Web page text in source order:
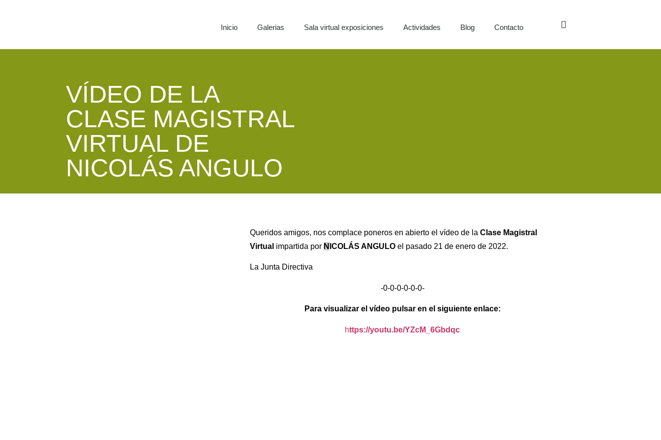
Inicio Galerias Sala virtual exposiciones Actividades Blog Contacto
VÍDEO DE LA
CLASE MAGISTRAL
VIRTUAL DE
NICOLÁS ANGULO
Queridos amigos, nos complace poneros en abierto el vídeo de la Clase Magistral
Virtual impartida por N ICOLÁS ANGULO el pasado 21 de enero de 2022.
La Junta Directiva
-0-0-0-0-0-0-
Para visualizar el vídeo pulsar en el siguiente enlace:
https://youtu.be/YZcM_6Gbdqc